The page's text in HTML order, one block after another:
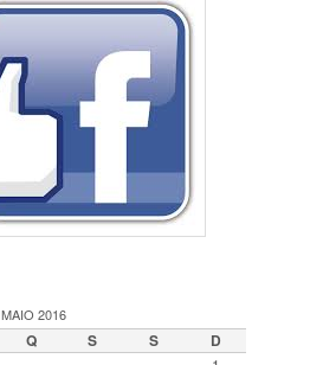
MAIO 2016
Q S S D